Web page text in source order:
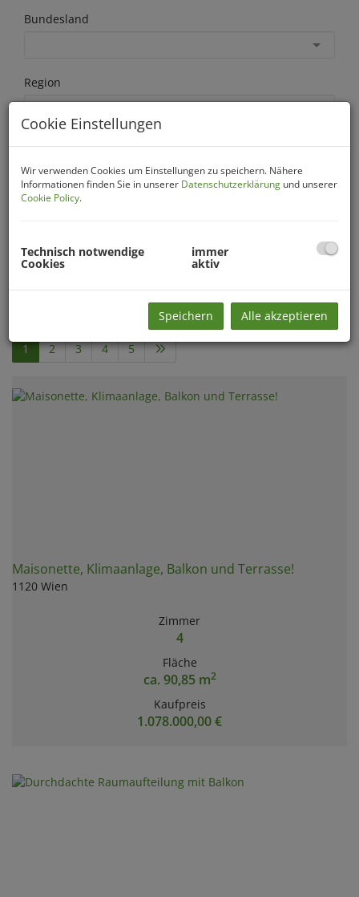
Bundesland
Region
PLZ
1 2 3 4 5
Maisonette, Klimaanlage, Balkon und Terrasse!
1120 Wien
Zimmer
4
Fläche
ca. 90,85 m2
Kaufpreis
1.078.000,00 €
Cookie Einstellungen
Wir verwenden Cookies um Einstellungen zu speichern. Nähere
Informationen finden Sie in unserer Datenschutzerklärung und unserer
Cookie Policy.
Technisch notwendige
Cookies
immer
aktiv
Speichern Alle akzeptieren